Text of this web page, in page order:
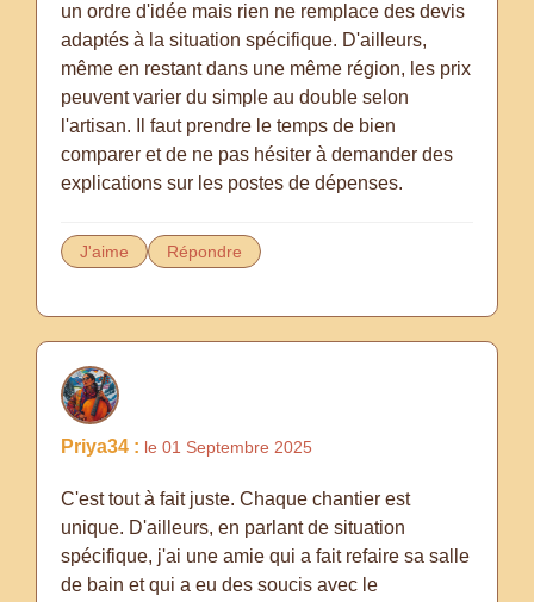
un ordre d'idée mais rien ne remplace des devis
adaptés à la situation spécifique. D'ailleurs,
même en restant dans une même région, les prix
peuvent varier du simple au double selon
l'artisan. Il faut prendre le temps de bien
comparer et de ne pas hésiter à demander des
explications sur les postes de dépenses.
J'aime Répondre
Priya34 : le 01 Septembre 2025
C'est tout à fait juste. Chaque chantier est
unique. D'ailleurs, en parlant de situation
spécifique, j'ai une amie qui a fait refaire sa salle
de bain et qui a eu des soucis avec le